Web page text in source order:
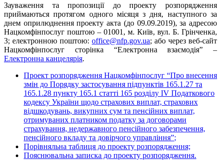
Зауваження та пропозиції до проекту розпорядження
приймаються протягом одного місяця з дня, наступного за
днем оприлюднення проекту акта (до 09.09.2019), за адресою
Нацкомфінпослуг поштою – 01001, м. Київ, вул. Б. Грінченка,
3; електронною поштою: office@nfp.gov.ua; або через веб-сайт
Нацкомфінпослуг сторінка “Електронна взаємодія” –
Електронна канцелярія.
Проект розпорядження Нацкомфінпослуг “Про внесення
змін до Порядку застосування підпунктів 165.1.27 та
165.1.28 пункту 165.1 статті 165 розділу IV Податкового
кодексу України щодо страхових виплат, страхових
відшкодувань, викупних сум та пенсійних виплат,
отримуваних платником податку за договорами
страхування, недержавного пенсійного забезпечення,
пенсійного вкладу та довірчого управління”;
Порівняльна таблиця до проекту розпорядження;
Пояснювальна записка до проекту розпорядження.